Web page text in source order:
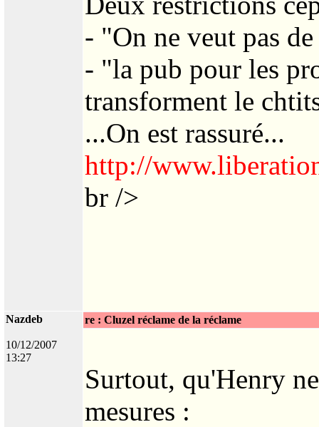
- "On ne veut pas
- "la pub pour les
transforment le
...On est rassuré...
http://
br />
Nazdeb
10/12/2007
13:27
re : Cluzel réclame de la réclame
Surtout, qu'Henry
mesures :